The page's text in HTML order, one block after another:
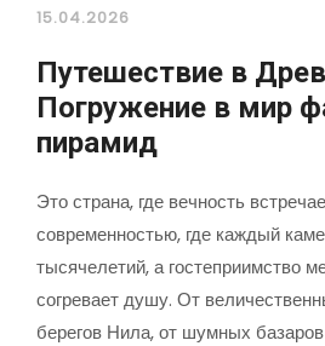
15.04.2026
Путешествие в
Погружение в мир
пирамид
Это страна, где вечность
современностью, где каждый
тысячелетий, а гостеприимство
согревает душу. От
берегов Нила, от шумных